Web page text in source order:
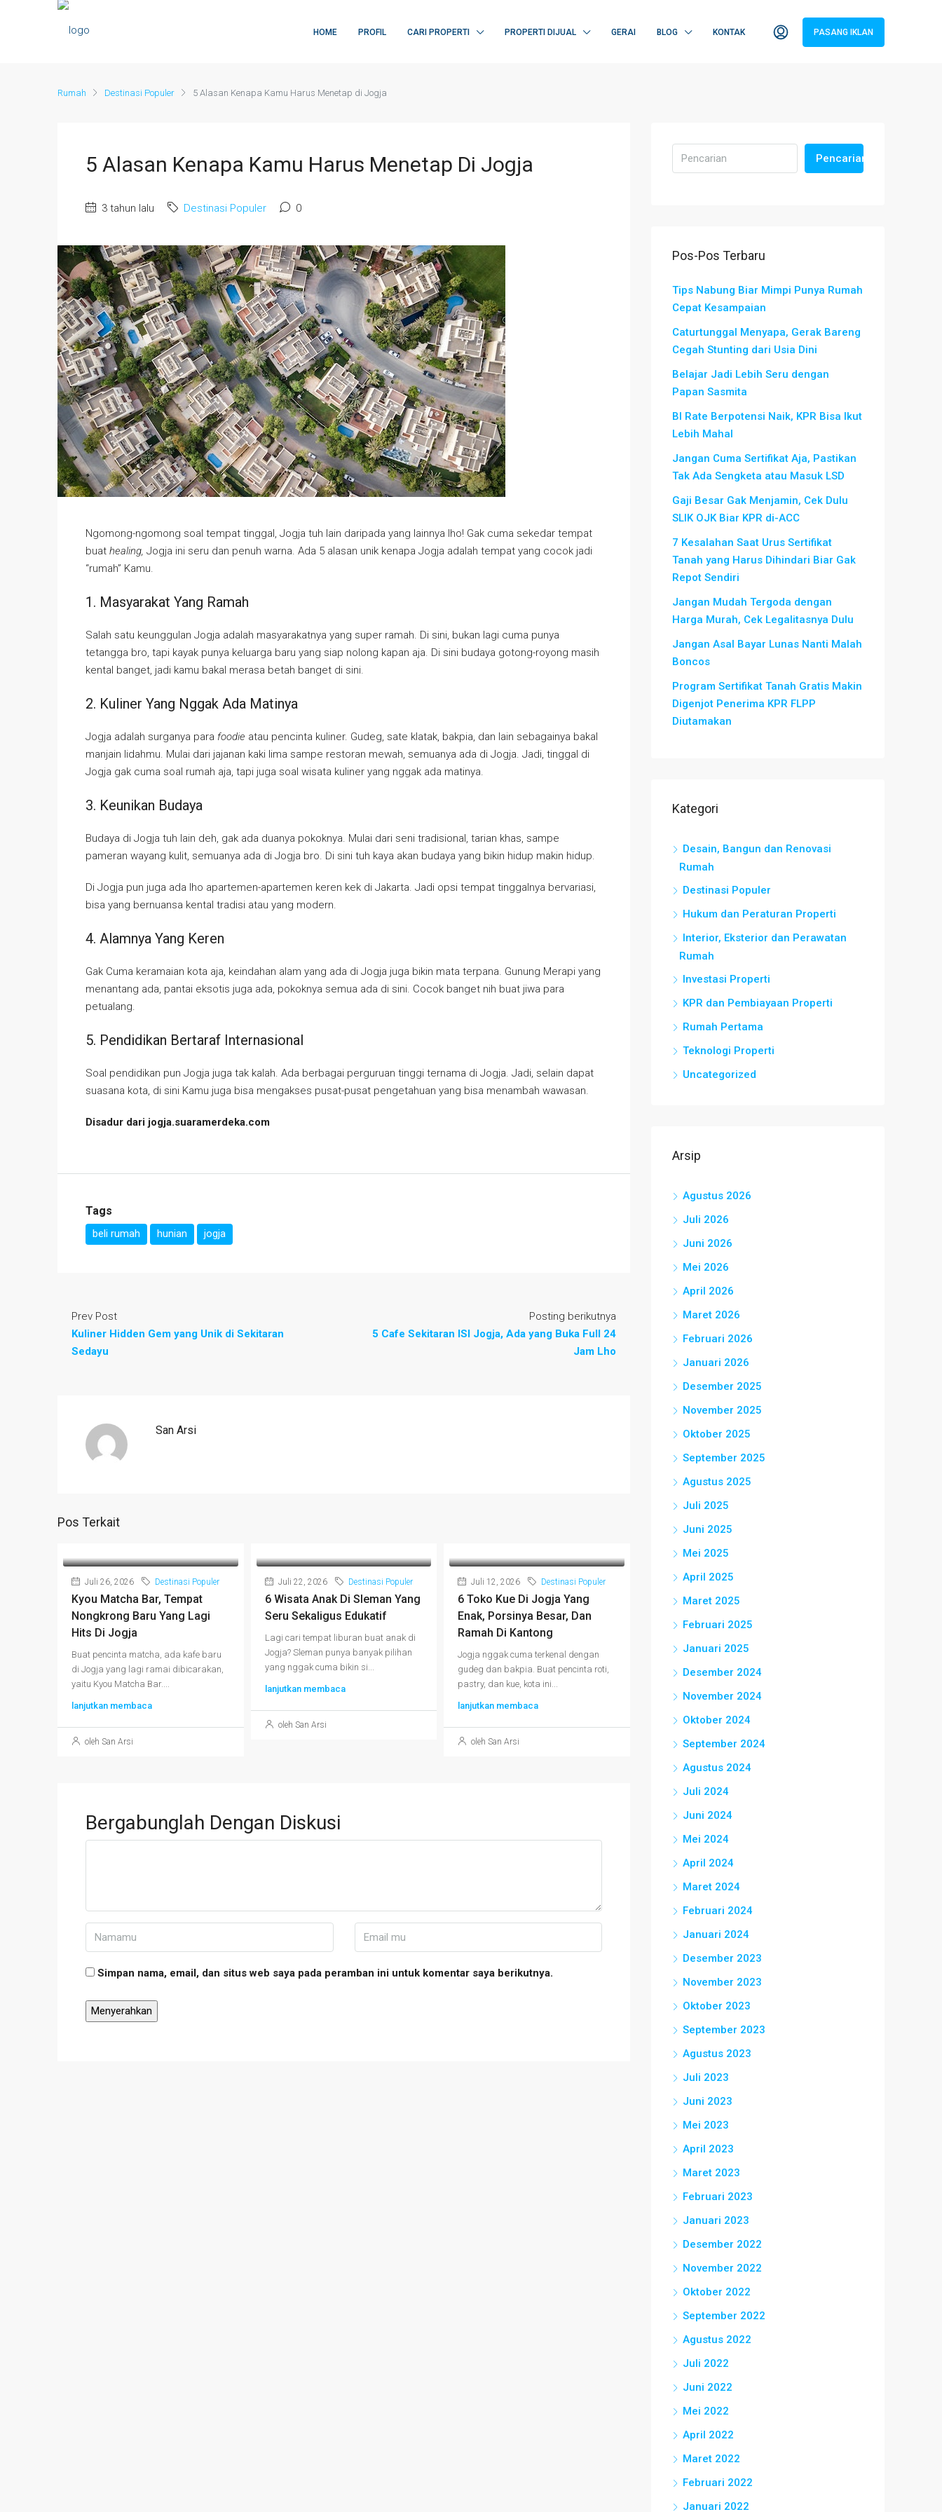
HOME PROFIL CARI PROPERTI PROPERTI DIJUAL GERAI BLOG KONTAK PASANG IKLAN
Rumah Destinasi Populer 5 Alasan Kenapa Kamu Harus Menetap di Jogja
5 Alasan Kenapa Kamu Harus Menetap Di Jogja
3 tahun lalu Destinasi Populer 0
Ngomong-ngomong soal tempat tinggal, Jogja tuh lain daripada yang lainnya lho! Gak cuma sekedar tempat
buat healing, Jogja ini seru dan penuh warna. Ada 5 alasan unik kenapa Jogja adalah tempat yang cocok jadi
“rumah” Kamu.
1. Masyarakat Yang Ramah
Salah satu keunggulan Jogja adalah masyarakatnya yang super ramah. Di sini, bukan lagi cuma punya
tetangga bro, tapi kayak punya keluarga baru yang siap nolong kapan aja. Di sini budaya gotong-royong masih
kental banget, jadi kamu bakal merasa betah banget di sini.
2. Kuliner Yang Nggak Ada Matinya
Jogja adalah surganya para foodie atau pencinta kuliner. Gudeg, sate klatak, bakpia, dan lain sebagainya bakal
manjain lidahmu. Mulai dari jajanan kaki lima sampe restoran mewah, semuanya ada di Jogja. Jadi, tinggal di
Jogja gak cuma soal rumah aja, tapi juga soal wisata kuliner yang nggak ada matinya.
3. Keunikan Budaya
Budaya di Jogja tuh lain deh, gak ada duanya pokoknya. Mulai dari seni tradisional, tarian khas, sampe
pameran wayang kulit, semuanya ada di Jogja bro. Di sini tuh kaya akan budaya yang bikin hidup makin hidup.
Di Jogja pun juga ada lho apartemen-apartemen keren kek di Jakarta. Jadi opsi tempat tinggalnya bervariasi,
bisa yang bernuansa kental tradisi atau yang modern.
4. Alamnya Yang Keren
Gak Cuma keramaian kota aja, keindahan alam yang ada di Jogja juga bikin mata terpana. Gunung Merapi yang
menantang ada, pantai eksotis juga ada, pokoknya semua ada di sini. Cocok banget nih buat jiwa para
petualang.
5. Pendidikan Bertaraf Internasional
Soal pendidikan pun Jogja juga tak kalah. Ada berbagai perguruan tinggi ternama di Jogja. Jadi, selain dapat
suasana kota, di sini Kamu juga bisa mengakses pusat-pusat pengetahuan yang bisa menambah wawasan.
Disadur dari jogja.suaramerdeka.com
Tags
beli rumah hunian jogja
Prev Post
Kuliner Hidden Gem yang Unik di Sekitaran
Sedayu
Posting berikutnya
5 Cafe Sekitaran ISI Jogja, Ada yang Buka Full 24
Jam Lho
San Arsi
Pos Terkait
Juli 26, 2026 Destinasi Populer
Kyou Matcha Bar, Tempat
Nongkrong Baru Yang Lagi
Hits Di Jogja
Buat pencinta matcha, ada kafe baru
di Jogja yang lagi ramai dibicarakan,
yaitu Kyou Matcha Bar....
lanjutkan membaca
oleh San Arsi
Juli 22, 2026 Destinasi Populer
6 Wisata Anak Di Sleman Yang
Seru Sekaligus Edukatif
Lagi cari tempat liburan buat anak di
Jogja? Sleman punya banyak pilihan
yang nggak cuma bikin si...
lanjutkan membaca
oleh San Arsi
Juli 12, 2026 Destinasi Populer
6 Toko Kue Di Jogja Yang
Enak, Porsinya Besar, Dan
Ramah Di Kantong
Jogja nggak cuma terkenal dengan
gudeg dan bakpia. Buat pencinta roti,
pastry, dan kue, kota ini...
lanjutkan membaca
oleh San Arsi
Bergabunglah Dengan Diskusi
Simpan nama, email, dan situs web saya pada peramban ini untuk komentar saya berikutnya.
Pencarian
Pos-Pos Terbaru
Tips Nabung Biar Mimpi Punya Rumah
Cepat Kesampaian
Caturtunggal Menyapa, Gerak Bareng
Cegah Stunting dari Usia Dini
Belajar Jadi Lebih Seru dengan
Papan Sasmita
BI Rate Berpotensi Naik, KPR Bisa Ikut
Lebih Mahal
Jangan Cuma Sertifikat Aja, Pastikan
Tak Ada Sengketa atau Masuk LSD
Gaji Besar Gak Menjamin, Cek Dulu
SLIK OJK Biar KPR di-ACC
7 Kesalahan Saat Urus Sertifikat
Tanah yang Harus Dihindari Biar Gak
Repot Sendiri
Jangan Mudah Tergoda dengan
Harga Murah, Cek Legalitasnya Dulu
Jangan Asal Bayar Lunas Nanti Malah
Boncos
Program Sertifikat Tanah Gratis Makin
Digenjot Penerima KPR FLPP
Diutamakan
Kategori
Desain, Bangun dan Renovasi
Rumah
Destinasi Populer
Hukum dan Peraturan Properti
Interior, Eksterior dan Perawatan
Rumah
Investasi Properti
KPR dan Pembiayaan Properti
Rumah Pertama
Teknologi Properti
Uncategorized
Arsip
Agustus 2026
Juli 2026
Juni 2026
Mei 2026
April 2026
Maret 2026
Februari 2026
Januari 2026
Desember 2025
November 2025
Oktober 2025
September 2025
Agustus 2025
Juli 2025
Juni 2025
Mei 2025
April 2025
Maret 2025
Februari 2025
Januari 2025
Desember 2024
November 2024
Oktober 2024
September 2024
Agustus 2024
Juli 2024
Juni 2024
Mei 2024
April 2024
Maret 2024
Februari 2024
Januari 2024
Desember 2023
November 2023
Oktober 2023
September 2023
Agustus 2023
Juli 2023
Juni 2023
Mei 2023
April 2023
Maret 2023
Februari 2023
Januari 2023
Desember 2022
November 2022
Oktober 2022
September 2022
Agustus 2022
Juli 2022
Juni 2022
Mei 2022
April 2022
Maret 2022
Februari 2022
Januari 2022